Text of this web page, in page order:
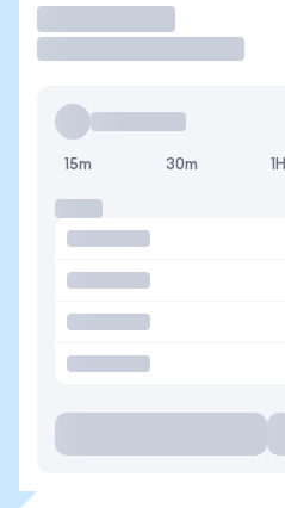
15m 30m 1H